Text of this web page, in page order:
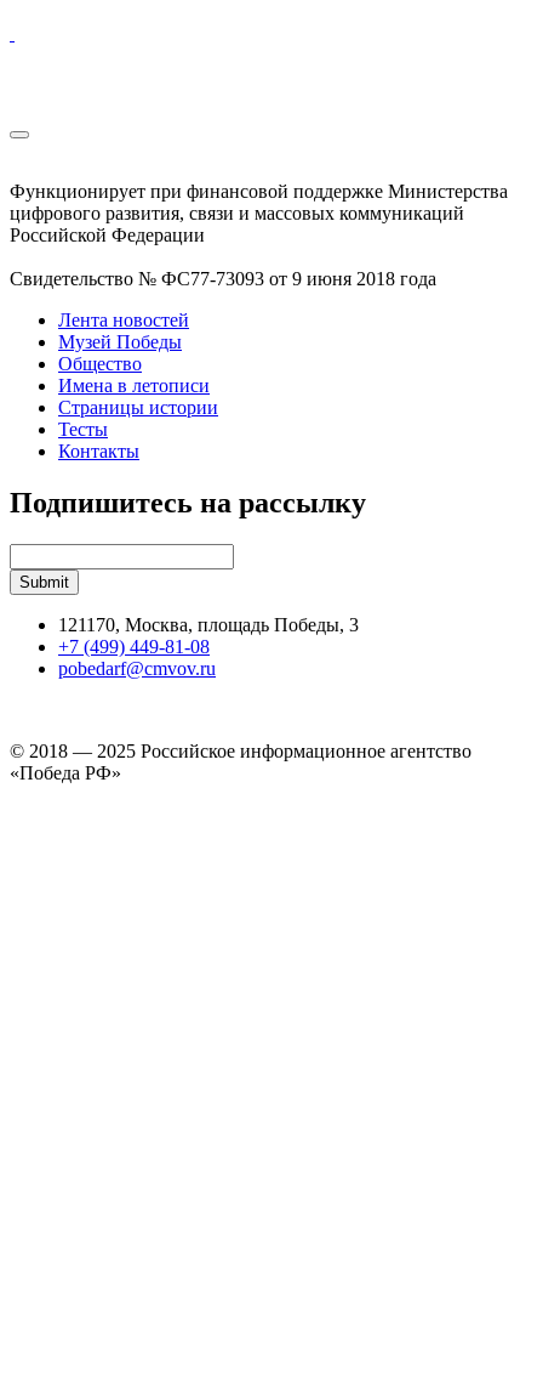
Функционирует при финансовой поддержке Министерства
цифрового развития, связи и массовых коммуникаций
Российской Федерации
Свидетельство № ФС77-73093 от 9 июня 2018 года
Лента новостей
Музей Победы
Общество
Имена в летописи
Страницы истории
Тесты
Контакты
Подпишитесь на рассылку
121170, Москва, площадь Победы, 3
+7 (499) 449-81-08
pobedarf@cmvov.ru
© 2018 — 2025 Российское информационное агентство
«Победа РФ»